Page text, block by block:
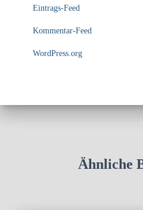
Eintrags-Feed
Kommentar-Feed
WordPress.org
Ähnliche